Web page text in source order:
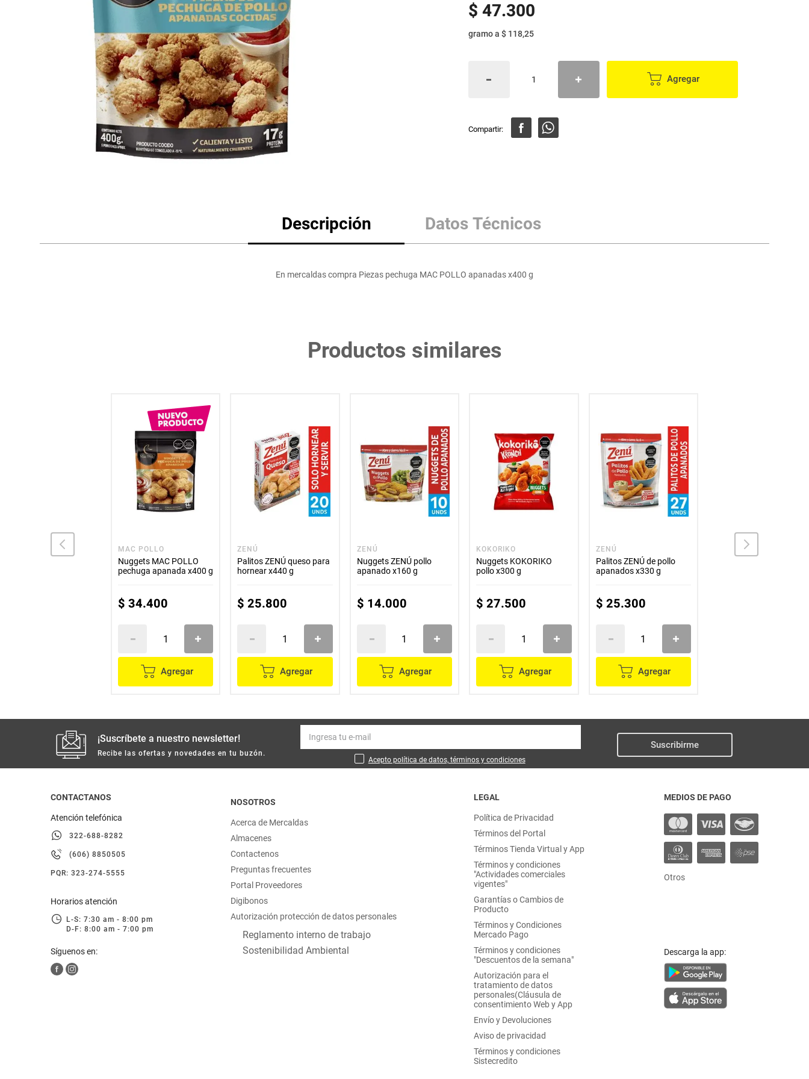
lácteos y refrigerados
vinos y licores
cuidado del bebé
otros
$47.300
gramoa $ 118,25
Agregar
Descripción Datos Técnicos
En mercaldas compra Piezas pechuga MAC POLLO apanadas x400 g
Productos similares
MAC POLLO
Nuggets MAC POLLO
pechuga apanada x400 g
$ 34.400
Agregar
ZENÚ
Palitos ZENÚ queso para
hornear x440 g
$ 25.800
Agregar
ZENÚ
Nuggets ZENÚ pollo
apanado x160 g
$ 14.000
Agregar
KOKORIKO
Nuggets KOKORIKO
pollo x300 g
$ 27.500
Agregar
ZENÚ
Palitos ZENÚ de pollo
apanados x330 g
$ 25.300
Agregar
KOMAYÁ
¡Suscríbete a nuestro newsletter!
Recibe las ofertas y novedades en tu buzón.
Acepto política de datos, términos y condiciones
Suscribirme
CONTACTANOS
Atención telefónica
322-688-8282
(606) 8850505
PQR: 323-274-5555
Horarios atención
L-S: 7:30 am - 8:00 pm
D-F: 8:00 am - 7:00 pm
Síguenos en:
NOSOTROS
Acerca de Mercaldas
Almacenes
Contactenos
Preguntas frecuentes
Portal Proveedores
Digibonos
Autorización protección de datos personales
Reglamento interno de trabajo
Sostenibilidad Ambiental
LEGAL
Política de Privacidad
Términos del Portal
Términos Tienda Virtual y App
Términos y condiciones
"Actividades comerciales
vigentes"
Garantías o Cambios de
Producto
Términos y Condiciones
Mercado Pago
Términos y condiciones
"Descuentos de la semana"
Autorización para el
tratamiento de datos
personales(Cláusula de
consentimiento Web y App
Envío y Devoluciones
Aviso de privacidad
Términos y condiciones
Sistecredito
MEDIOS DE PAGO
Otros
Descarga la app:
Mantequilla